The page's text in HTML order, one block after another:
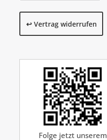
↩️ Vertrag widerrufen
Folge jetzt unserem